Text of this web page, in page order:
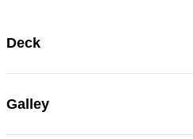
Deck
Galley